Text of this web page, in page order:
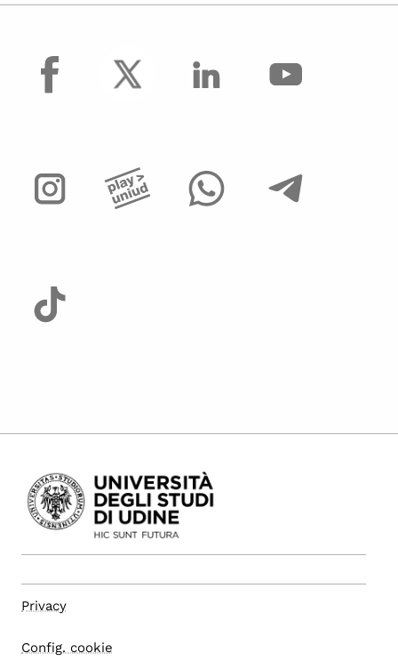
facebook
Privacy
Config. cookie